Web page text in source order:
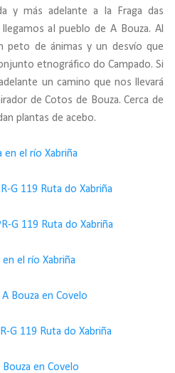
y más adelante a la Fraga das
al pueblo de A Bouza. Al
peto de ánimas y un desvío que
etnográfico do Campado. Si
un camino que nos llevará
de Cotos de Bouza. Cerca de
plantas de acebo.